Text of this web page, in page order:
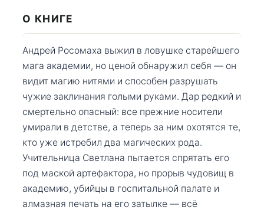
О КНИГЕ
Андрей Росомаха выжил в ловушке старейшего
мага академии, но ценой обнаружил себя — он
видит магию нитями и способен разрушать
чужие заклинания голыми руками. Дар редкий и
смертельно опасный: все прежние носители
умирали в детстве, а теперь за ним охотятся те,
кто уже истребил два магических рода.
Учительница Светлана пытается спрятать его
под маской артефактора, но прорыв чудовищ в
академию, убийцы в госпитальной палате и
алмазная печать на его затылке — всё